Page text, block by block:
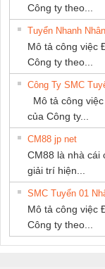
Công ty theo...
Tuyển Nhanh
Mô tả công việc
Công ty theo...
Công Ty SMC
Mô tả công
của Công ty...
CM88 jp net
CM88 là nhà
giải trí hiện...
SMC Tuyển 01
Mô tả công việc
Công ty theo...